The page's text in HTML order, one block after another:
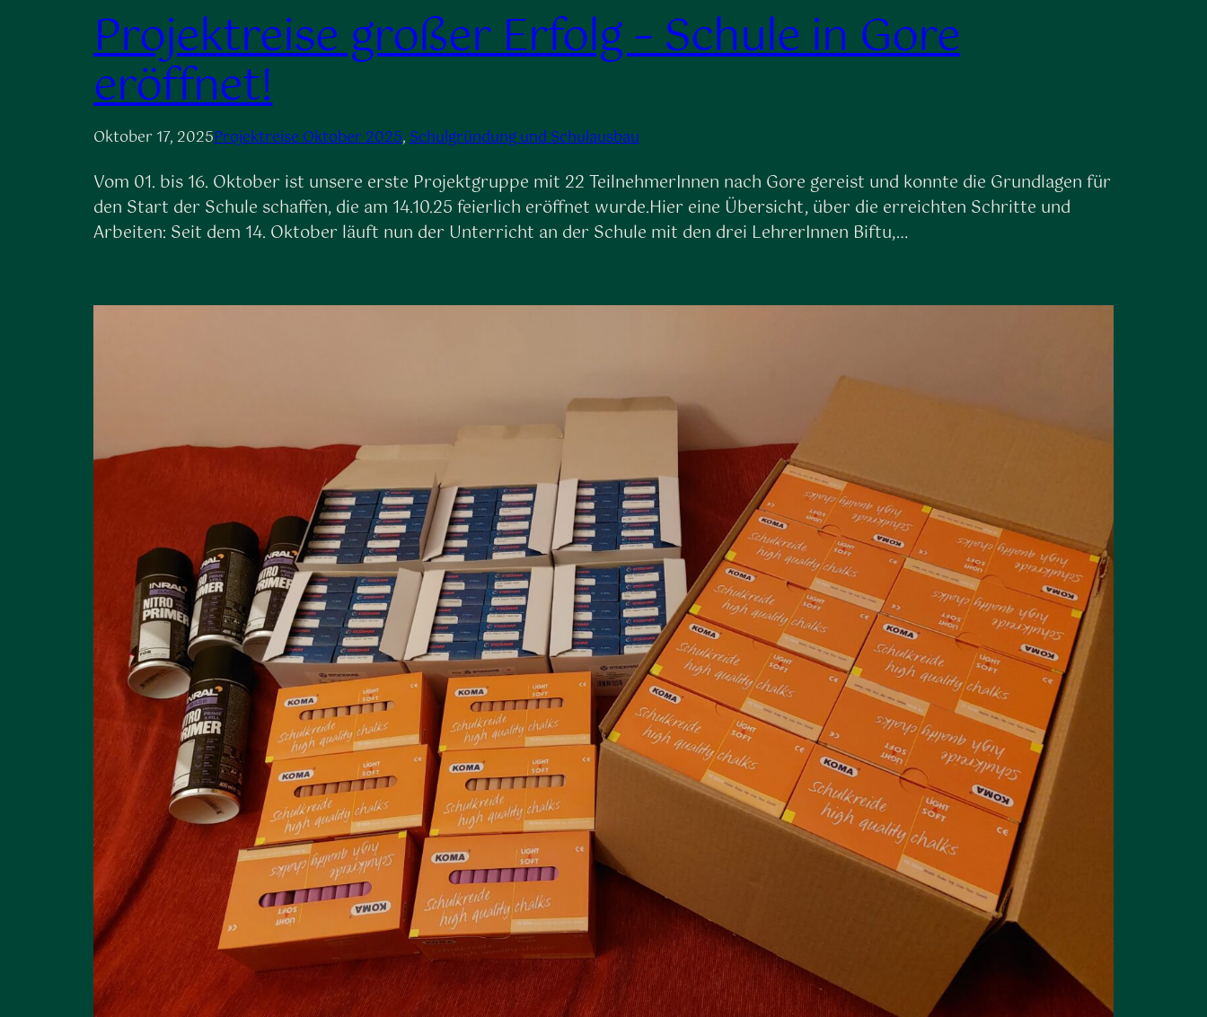
Projektreise großer Erfolg – Schule in Gore
eröffnet!
Oktober 17, 2025Projektreise Oktober 2025, Schulgründung und Schulausbau
Vom 01. bis 16. Oktober ist unsere erste Projektgruppe mit 22 TeilnehmerInnen nach Gore gereist und konnte die Grundlagen für
den Start der Schule schaffen, die am 14.10.25 feierlich eröffnet wurde.Hier eine Übersicht, über die erreichten Schritte und
Arbeiten: Seit dem 14. Oktober läuft nun der Unterricht an der Schule mit den drei LehrerInnen Biftu,…